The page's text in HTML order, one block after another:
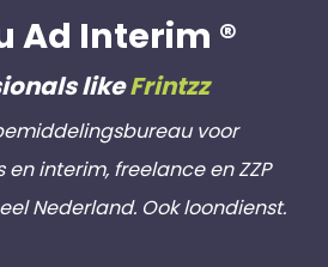
Ad Interim ®
likeFrintzz
voor
interim, freelance en ZZP
Nederland. Ook loondienst.